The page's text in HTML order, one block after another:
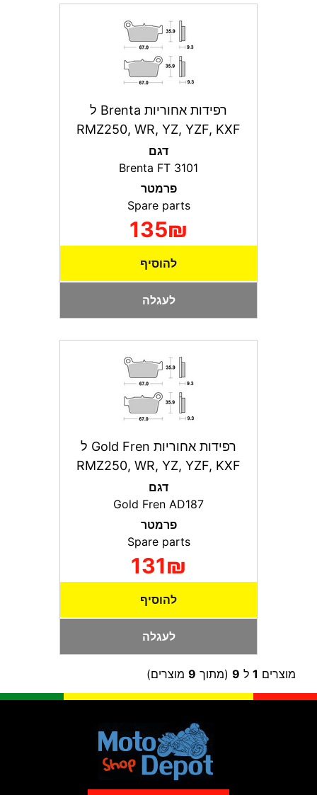
רפידות אחוריות Brenta ל
RMZ250, WR, YZ, YZF, KXF
דגם
Brenta FT 3101
פרמטר
Spare parts
135₪
להוסיף
לעגלה
רפידות אחוריות Gold Fren ל
RMZ250, WR, YZ, YZF, KXF
דגם
Gold Fren AD187
פרמטר
Spare parts
131₪
להוסיף
לעגלה
מוצרים 1 ל 9 (מתוך 9 מוצרים)